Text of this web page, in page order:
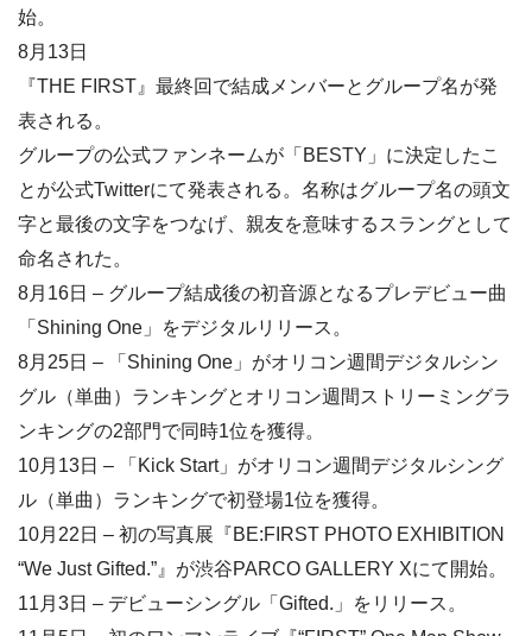
始。
8月13日
『THE FIRST』最終回で結成メンバーとグループ名が発
表される。
グループの公式ファンネームが「BESTY」に決定したこ
とが公式Twitterにて発表される。名称はグループ名の頭文
字と最後の文字をつなげ、親友を意味するスラングとして
命名された。
8月16日 – グループ結成後の初音源となるプレデビュー曲
「Shining One」をデジタルリリース。
8月25日 – 「Shining One」がオリコン週間デジタルシン
グル（単曲）ランキングとオリコン週間ストリーミングラ
ンキングの2部門で同時1位を獲得。
10月13日 – 「Kick Start」がオリコン週間デジタルシング
ル（単曲）ランキングで初登場1位を獲得。
10月22日 – 初の写真展『BE:FIRST PHOTO EXHIBITION
“We Just Gifted.”』が渋谷PARCO GALLERY Xにて開始。
11月3日 – デビューシングル「Gifted.」をリリース。